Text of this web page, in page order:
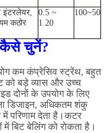
इंटरलेयर,
कठोर
0.5 ~
1.20
100~50
कैसे चुनें?
कम कंप्रेसिव स्ट्रेंथ, बहुत
को बड़े व्यास और उच्च
दोनों के उपयोग के लिए
डिजाइन, अधिकतम शंकु
परिणाम देता है।कटर
बिट बेलिंग को रोकता है।